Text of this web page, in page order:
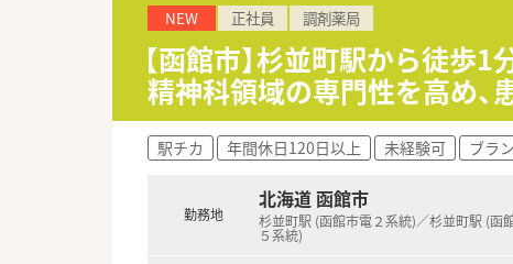
<休暇・手当が充実>
■福利厚生◎住宅手当、扶養手当
■休日がたっぷり♪年間15日取得
も充実できます。
<こんな病院です>
■函館市に1930年開設！創立90年
地域の基幹病院として急性期医
医療にも注力しています。
■患者さまの権利を尊重し、皆さ
地域医療機関や行政と連携しな
NEW 正社員 調剤薬局
【函館市】杉並町駅から徒歩
精神科領域の専門性を高め、
駅チカ 年間休日120日以上 未経験可 ブラ
勤務地
北海道 函館市
杉並町駅 (函館市電２系統)／杉並町駅 (函
５系統)